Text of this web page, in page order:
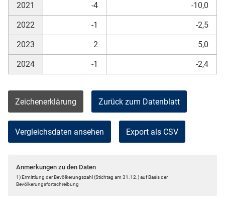
2021 -4 -10,0
2022 -1 -2,5
2023 2 5,0
2024 -1 -2,4
Zeichenerklärung Zurück zum Datenblatt
Vergleichsdaten ansehen Export als CSV
Anmerkungen zu den Daten
1) Ermittlung der Bevölkerungszahl (Stichtag am 31.12.) auf Basis der
Bevölkerungsfortschreibung